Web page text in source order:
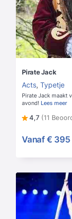
Pirate Jack
Acts, Typetje
Pirate Jack maakt
avond! Lees meer
4,7 (11
Vanaf € 395